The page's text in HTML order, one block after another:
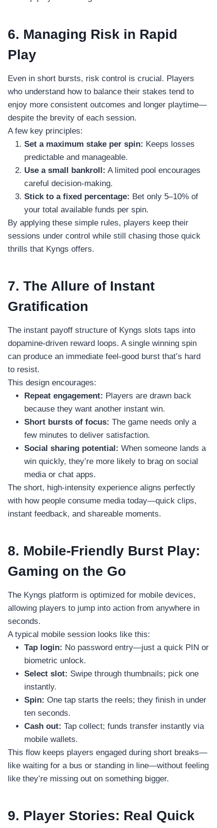
อุปกรณ์เพื่อความบันเทิง
อุปกรณ์เพื่อความบันเทิง
หูฟัง
สินค้าตามแบรนด์
6. Managing Risk in Rapid
Play
Even in short bursts, risk control is crucial. Players
who understand how to balance their stakes tend to
enjoy more consistent outcomes and longer playtime—
despite the brevity of each session.
A few key principles:
Set a maximum stake per spin: Keeps losses
predictable and manageable.
Use a small bankroll: A limited pool encourages
careful decision‑making.
Stick to a fixed percentage: Bet only 5–10% of
your total available funds per spin.
By applying these simple rules, players keep their
sessions under control while still chasing those quick
thrills that Kyngs offers.
7. The Allure of Instant
Gratification
The instant payoff structure of Kyngs slots taps into
dopamine-driven reward loops. A single winning spin
can produce an immediate feel-good burst that’s hard
to resist.
This design encourages:
Repeat engagement: Players are drawn back
because they want another instant win.
Short bursts of focus: The game needs only a
few minutes to deliver satisfaction.
Social sharing potential: When someone lands a
win quickly, they’re more likely to brag on social
media or chat apps.
The short, high‑intensity experience aligns perfectly
with how people consume media today—quick clips,
instant feedback, and shareable moments.
8. Mobile-Friendly Burst Play:
Gaming on the Go
The Kyngs platform is optimized for mobile devices,
allowing players to jump into action from anywhere in
seconds.
A typical mobile session looks like this:
Tap login: No password entry—just a quick PIN or
biometric unlock.
Select slot: Swipe through thumbnails; pick one
instantly.
Spin: One tap starts the reels; they finish in under
ten seconds.
Cash out: Tap collect; funds transfer instantly via
mobile wallets.
This flow keeps players engaged during short breaks—
like waiting for a bus or standing in line—without feeling
like they’re missing out on something bigger.
9. Player Stories: Real Quick